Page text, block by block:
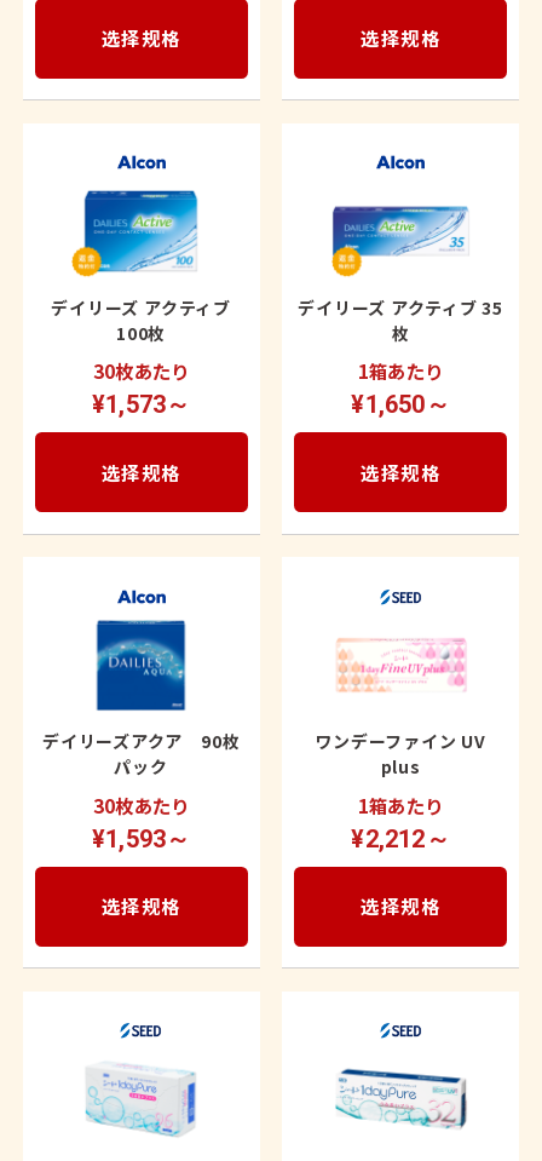
选择规格 选择规格
デイリーズ アクティブ
100枚
30枚あたり
¥1,573～
选择规格
デイリーズ アクティブ 35
枚
1箱あたり
¥1,650～
选择规格
デイリーズアクア 90枚
パック
30枚あたり
¥1,593～
选择规格
ワンデーファイン UV
plus
1箱あたり
¥2,212～
选择规格